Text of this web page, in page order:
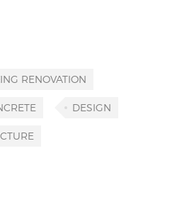
RENOVATION
DESIGN